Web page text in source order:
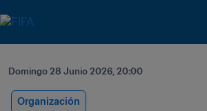
Domingo 28 Junio 2026, 20:00
Organización